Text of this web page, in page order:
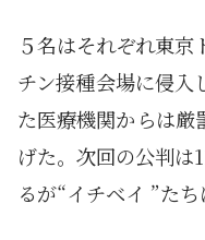
５名はそれぞれ東
チン接種会場に侵入
た医療機関からは厳
げた。次回の公判は
るが“イチベイ ”たち